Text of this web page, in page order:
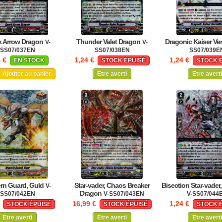
Arrow Dragon V-
SS07/037EN
€
EN STOCK
Ajouter au panier
Thunder Valet Dragon V-
SS07/038EN
1,24 €
STOCK ÉPUISÉ
Etre averti
Dragonic Kaiser
SS07/
1,24 €
STOCK
Etre averti
Guard, Guld V-
SS07/042EN
STOCK ÉPUISÉ
Etre averti
Star-vader, Chaos Breaker
Dragon V-SS07/043EN
16,99 €
STOCK ÉPUISÉ
Etre averti
Bisection Star-
V-SS07/
1,24 €
STOCK
Etre averti